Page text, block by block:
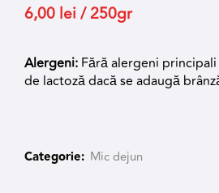
6,00 lei / 250gr
Alergeni: Fără alergeni
de lactoză dacă se adaugă
Categorie: Mic dejun